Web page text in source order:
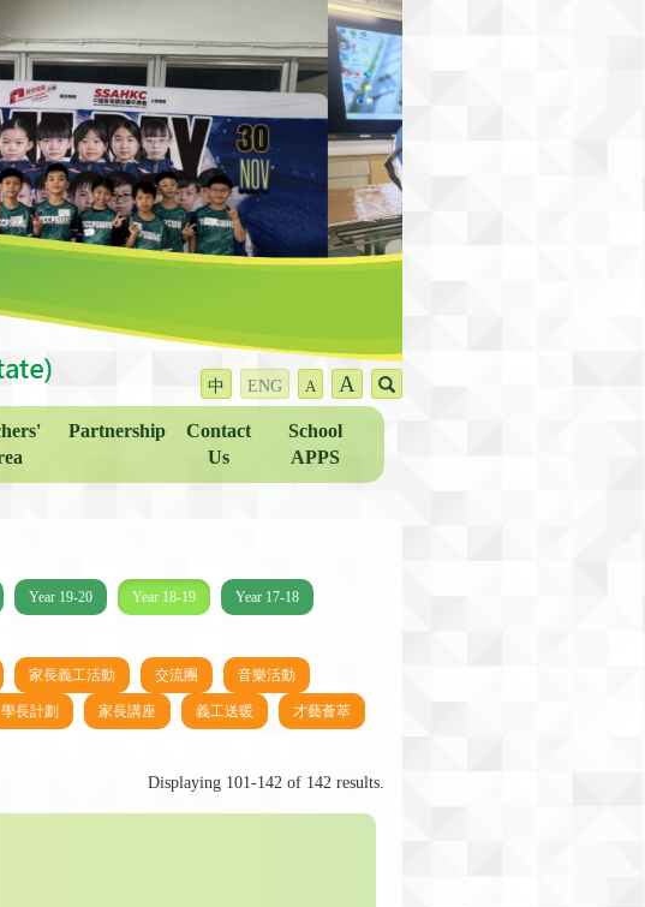
中 ENG A A
Partnership
Contact
Us
School
APPS
Year 19-20 Year 18-19 Year 17-18
家長義工活動 交流團 音樂活動
學長計劃 家長講座 義工送暖 才藝薈萃
Displaying 101-142 of 142 results.